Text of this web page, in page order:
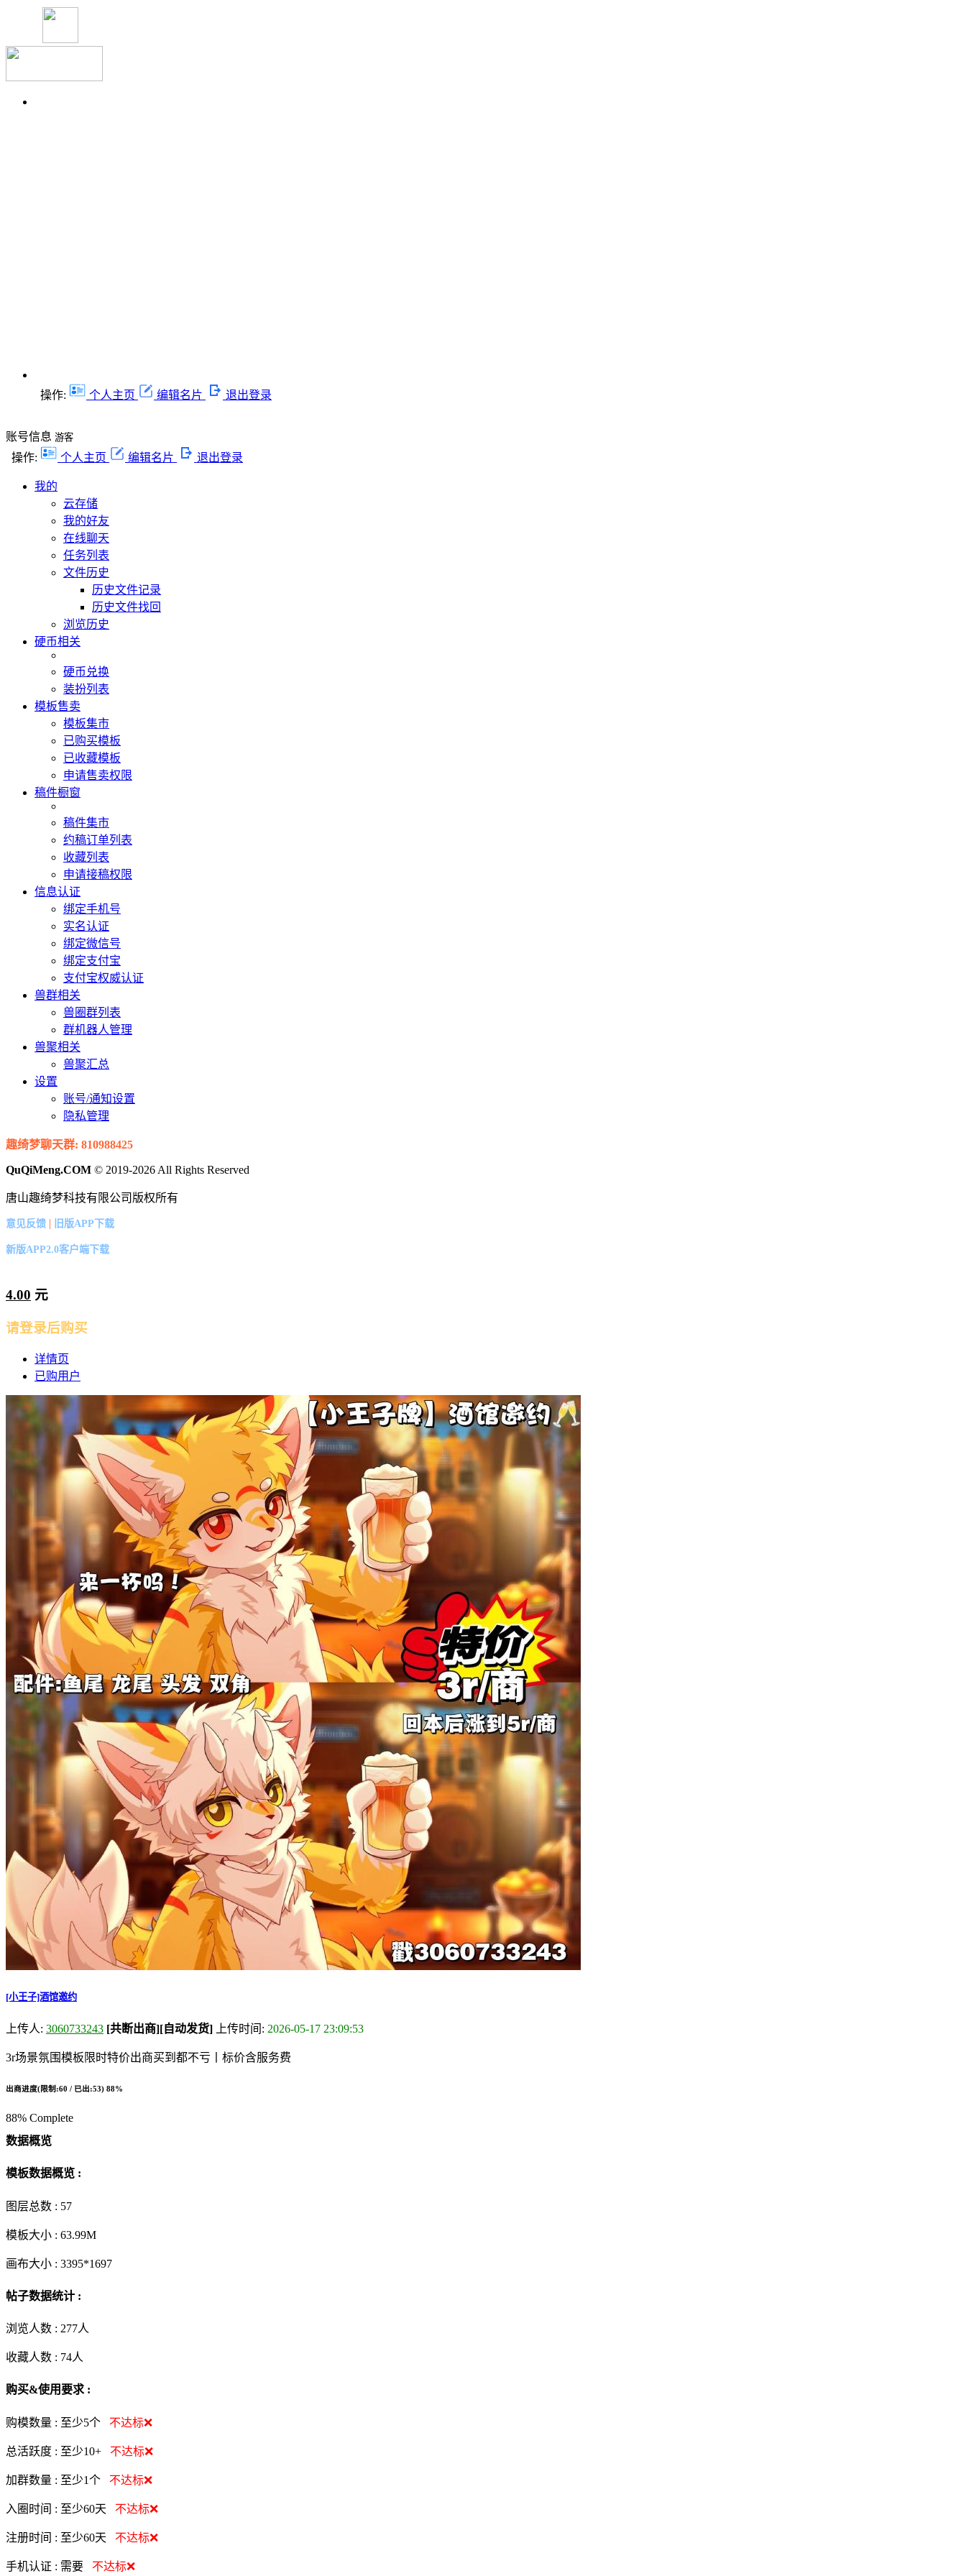
操作: 个人主页 编辑名片 退出登录
账号信息 游客
操作: 个人主页 编辑名片 退出登录
我的
云存储
我的好友
在线聊天
任务列表
文件历史
历史文件记录
历史文件找回
浏览历史
硬币相关
硬币兑换
装扮列表
模板售卖
模板集市
已购买模板
已收藏模板
申请售卖权限
稿件橱窗
稿件集市
约稿订单列表
收藏列表
申请接稿权限
信息认证
绑定手机号
实名认证
绑定微信号
绑定支付宝
支付宝权威认证
兽群相关
兽圈群列表
群机器人管理
兽聚相关
兽聚汇总
设置
账号/通知设置
隐私管理
趣绮梦聊天群: 810988425
QuQiMeng.COM © 2019-2026 All Rights Reserved
唐山趣绮梦科技有限公司版权所有
意见反馈 | 旧版APP下载
新版APP2.0客户端下载
4.00 元
请登录后购买
详情页
已购用户
[小王子]酒馆邀约
上传人: 3060733243 [共断出商][自动发货] 上传时间: 2026-05-17 23:09:53
3r场景氛围模板限时特价出商买到都不亏丨标价含服务费
出商进度(限制:60 / 已出:53) 88%
88% Complete
数据概览
模板数据概览 :
图层总数 : 57
模板大小 : 63.99M
画布大小 : 3395*1697
帖子数据统计 :
浏览人数 : 277人
收藏人数 : 74人
购买&使用要求 :
购模数量 : 至少5个 不达标❌
总活跃度 : 至少10+ 不达标❌
加群数量 : 至少1个 不达标❌
入圈时间 : 至少60天 不达标❌
注册时间 : 至少60天 不达标❌
手机认证 : 需要 不达标❌